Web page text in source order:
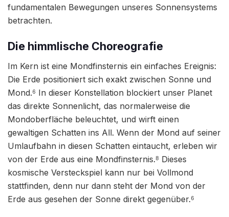
fundamentalen Bewegungen unseres Sonnensystems
betrachten.
Die himmlische Choreografie
Im Kern ist eine Mondfinsternis ein einfaches Ereignis:
Die Erde positioniert sich exakt zwischen Sonne und
Mond.6 In dieser Konstellation blockiert unser Planet
das direkte Sonnenlicht, das normalerweise die
Mondoberfläche beleuchtet, und wirft einen
gewaltigen Schatten ins All. Wenn der Mond auf seiner
Umlaufbahn in diesen Schatten eintaucht, erleben wir
von der Erde aus eine Mondfinsternis.8 Dieses
kosmische Versteckspiel kann nur bei Vollmond
stattfinden, denn nur dann steht der Mond von der
Erde aus gesehen der Sonne direkt gegenüber.6